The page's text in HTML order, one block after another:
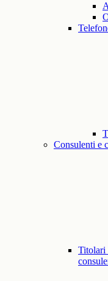
Consulenti e
Titolari